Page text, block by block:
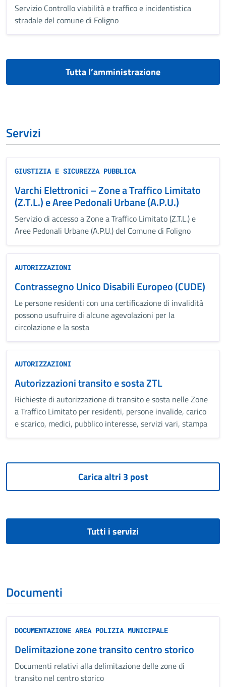
Servizio Controllo viabilità e traffico e incidentistica
stradale del comune di Foligno
Tutta l’amministrazione
Servizi
GIUSTIZIA E SICUREZZA PUBBLICA
Varchi Elettronici – Zone a Traffico Limitato
(Z.T.L.) e Aree Pedonali Urbane (A.P.U.)
Servizio di accesso a Zone a Traffico Limitato (Z.T.L.) e
Aree Pedonali Urbane (A.P.U.) del Comune di Foligno
AUTORIZZAZIONI
Contrassegno Unico Disabili Europeo (CUDE)
Le persone residenti con una certificazione di invalidità
possono usufruire di alcune agevolazioni per la
circolazione e la sosta
AUTORIZZAZIONI
Autorizzazioni transito e sosta ZTL
Richieste di autorizzazione di transito e sosta nelle Zone
a Traffico Limitato per residenti, persone invalide, carico
e scarico, medici, pubblico interesse, servizi vari, stampa
Tutti i servizi
Documenti
DOCUMENTAZIONE AREA POLIZIA MUNICIPALE
Delimitazione zone transito centro storico
Documenti relativi alla delimitazione delle zone di
transito nel centro storico